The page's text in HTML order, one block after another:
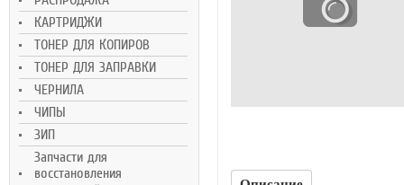
КАРТРИДЖИ
ТОНЕР ДЛЯ КОПИРОВ
ТОНЕР ДЛЯ ЗАПРАВКИ
ЧЕРНИЛА
ЧИПЫ
ЗИП
Запчасти для
восстановления